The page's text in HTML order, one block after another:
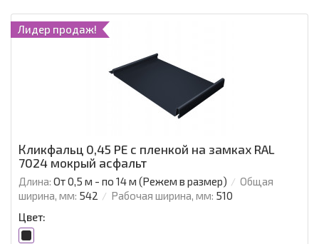
Лидер продаж!
Кликфальц 0,45 PE с пленкой на замках RAL
7024 мокрый асфальт
Длина: От 0,5 м - по 14 м (Режем в размер)
Общая
ширина, мм: 542 Рабочая ширина, мм: 510
Цвет: